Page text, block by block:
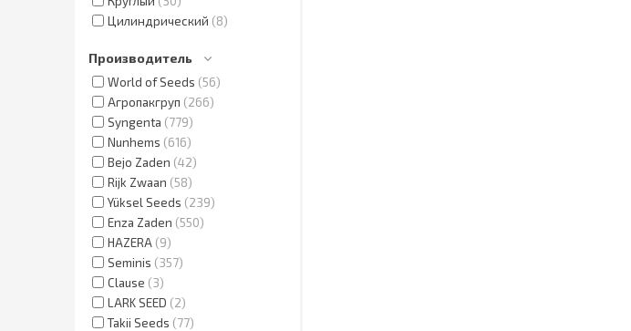
Цилиндрический
8
Производитель
World of Seeds
56
Агропакгруп
266
Syngenta
779
Nunhems
616
Bejo Zaden 42
Rijk Zwaan
58
Yüksel Seeds
239
Enza Zaden
550
HAZERA 9
Seminis
357
Clause
3
LARK SEED
2
Takii Seeds
77